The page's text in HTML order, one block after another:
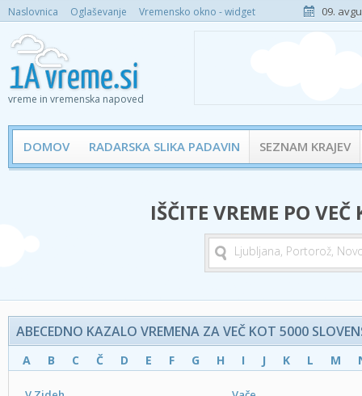
Naslovnica Oglaševanje Vremensko okno - widget 09.
vreme in vremenska napoved
DOMOV RADARSKA SLIKA PADAVIN SEZNAM KRAJEV
IŠČITE VREME PO
ABECEDNO KAZALO VREMENA ZA VEČ KOT 5000
A B C Č D E F G H I J K L M